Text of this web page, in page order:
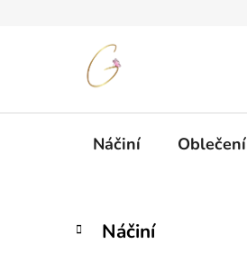
Náčiní Oblečení
PPřeskočit
kategorie
K
a
Náčiní